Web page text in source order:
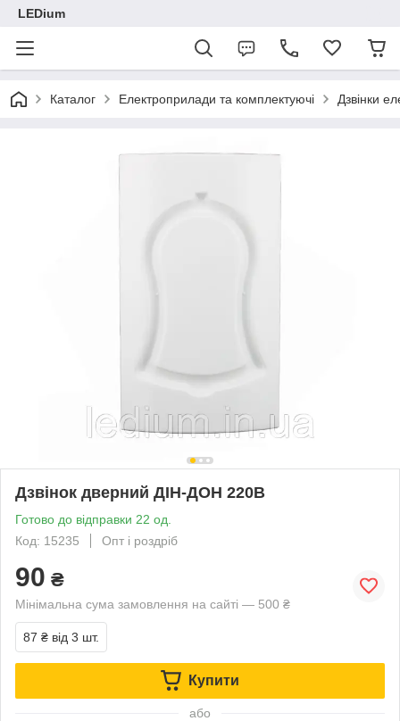
LEDium
Каталог Електроприлади та комплектуючі Дзвінки
Дзвінок дверний ДІН-ДОН 220В
Готово до відправки 22 од.
Код: 15235
Опт і роздріб
90 ₴
Мінімальна сума замовлення на сайті — 500 ₴
87 ₴ від 3 шт.
Купити
або